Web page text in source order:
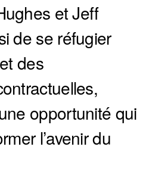
et Jeff
de se réfugier
des
opportunité qui
l’avenir du